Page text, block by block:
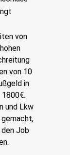
von
von 10
in
und Lkw
den Job